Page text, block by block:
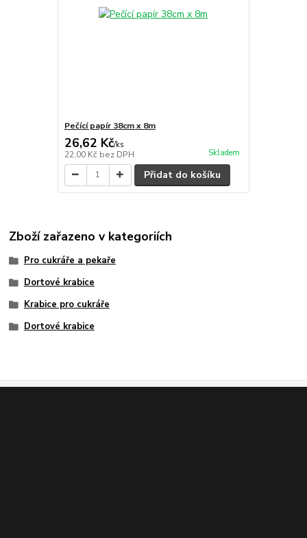
Pečící papír 38cm x 8m
26,62 Kč/ks
22,00 Kč bez DPH Skladem
Přidat do košíku
Zboží zařazeno v kategoriích
Pro cukráře a pekaře
Dortové krabice
Krabice pro cukráře
Dortové krabice